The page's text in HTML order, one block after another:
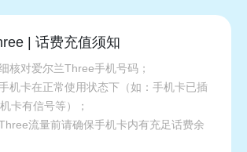
| 话费充值须知
核对爱尔兰Three手机号码；
机卡在正常使用状态下（如：手机卡已插
卡有信号等）；
流量前请确保手机卡内有充足话费余